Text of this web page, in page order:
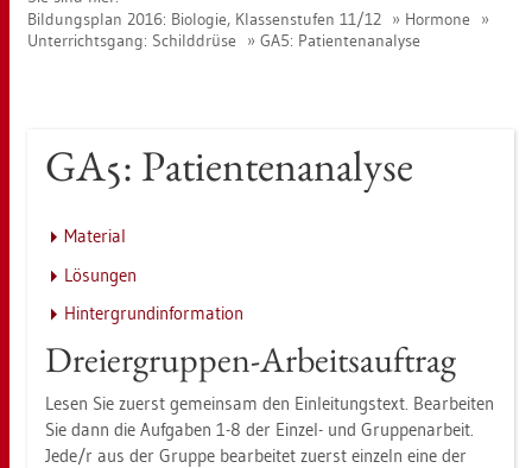
Bil­dungs­plan 2016: Bio­lo­gie, Klas­sen­stu­fen 11/12
Hor­mo­ne
Un­ter­richts­gang: Schild­drü­se
GA5: Pa­ti­en­ten­ana­ly­se
GA5: Pa­ti­en­ten­ana­ly­se
Ma­te­ri­al
Lö­sun­gen
Hin­ter­grund­in­for­ma­ti­on
Drei­er­grup­pen-Ar­beits­auf­trag
Lesen Sie zu­erst ge­mein­sam den Ein­lei­tungs­text. Be­ar­bei­ten
Sie dann die Auf­ga­ben 1-8 der Ein­zel- und Grup­pen­ar­beit.
Jede/r aus der Grup­pe be­ar­bei­tet zu­erst ein­zeln eine der